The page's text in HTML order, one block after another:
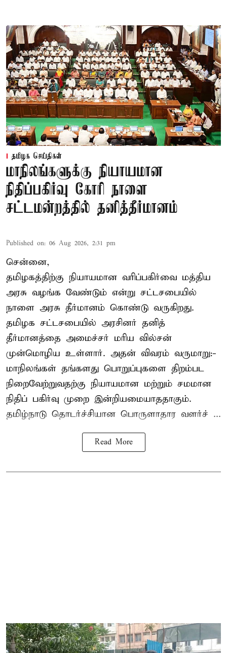
தமிழக செய்திகள்
மாநிலங்களுக்கு நியாயமான
நிதிப்பகிர்வு கோரி நாளை
சட்டமன்றத்தில் தனித்தீர்மானம்
Published on: 06 Aug 2026, 2:31 pm
சென்னை,
தமிழகத்திற்கு நியாயமான வரிப்பகிர்வை மத்திய
அரசு வழங்க வேண்டும் என்று சட்டசபையில்
நாளை அரசு தீர்மானம் கொண்டு வருகிறது.
தமிழக சட்டசபையில் அரசினர் தனித்
தீர்மானத்தை அமைச்சர் மரிய வில்சன்
முன்மொழிய உள்ளார். அதன் விவரம் வருமாறு:-
மாநிலங்கள் தங்களது பொறுப்புகளை திறம்பட
நிறைவேற்றுவதற்கு நியாயமான மற்றும் சமமான
நிதிப் பகிர்வு முறை இன்றியமையாததாகும்.
தமிழ்நாடு தொடர்ச்சியான பொருளாதார வளர்ச் ...
Read More